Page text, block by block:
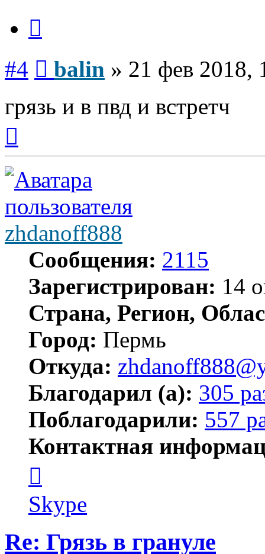
#4 balin » 21 фев 2018,
грязь и в пвд и встретч
началу
zhdanoff888
Сообщения: 2115
Зарегистрирован: 14
Страна, Регион,
Город: Пермь
Откуда:
Благодарил (а): 305
Поблагодарили: 557
Контактная
пользователя
zhdanoff888
Skype
Re: Грязь в грануле